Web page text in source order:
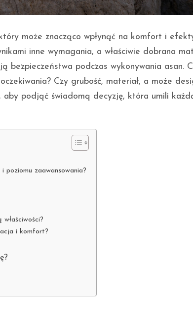
może znacząco wpłynąć na komfort i
inne wymagania, a właściwie dobrana
bezpieczeństwa podczas wykonywania asan.
Czy grubość, materiał, a może
aby podjąć świadomą decyzję, która umili
zaawansowania?
i komfort?